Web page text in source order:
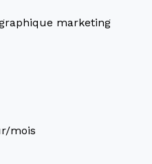
marketing
mois